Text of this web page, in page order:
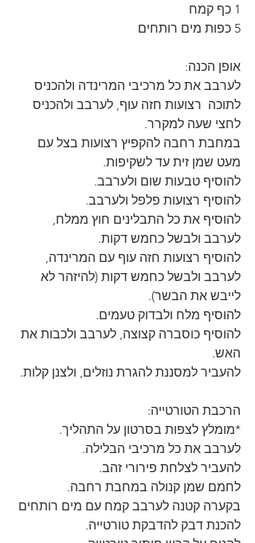
1 כף קמח
5 כפות מים רותחים
אופן הכנה:
לערבב את כל מרכיבי המרינדה ולהכניס
לתוכה  רצועות חזה עוף, לערבב ולהכניס
לחצי שעה למקרר.
במחבת רחבה להקפיץ רצועות בצל עם
מעט שמן זית עד לשקיפות.
להוסיף טבעות שום ולערבב.
להוסיף רצועות פלפל ולערבב.
להוסיף את כל התבלינים חוץ ממלח,
לערבב ולבשל כחמש דקות.
להוסיף רצועות חזה עוף עם המרינדה,
לערבב ולבשל כחמש דקות (להיזהר לא
לייבש את הבשר).
להוסיף מלח ולבדוק טעמים.
להוסיף כוסברה קצוצה, לערבב ולכבות את
האש.
להעביר למסננת להגרת נוזלים, ולצנן קלות.
הרכבת הטורטייה:
*מומלץ לצפות בסרטון על התהליך.
לערבב את כל מרכיבי הבלילה.
להעביר לצלחת פירורי זהב.
לחמם שמן קנולה במחבת רחבה.
בקערה קטנה לערבב קמח עם מים רותחים
להכנת דבק להדבקת טורטייה.